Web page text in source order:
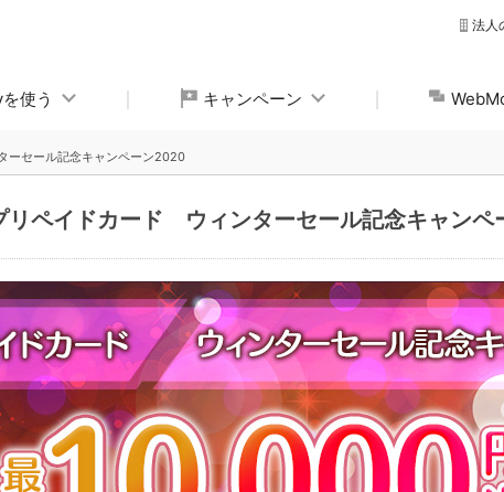
使う キャンペーン
法人
セール記念キャンペーン2020
リペイドカード ウィンターセール記念キャン